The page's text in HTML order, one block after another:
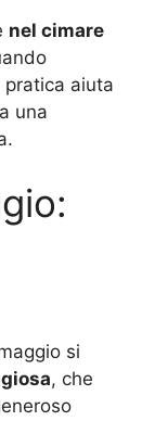
nel cimare
pratica aiuta
una
si
, che